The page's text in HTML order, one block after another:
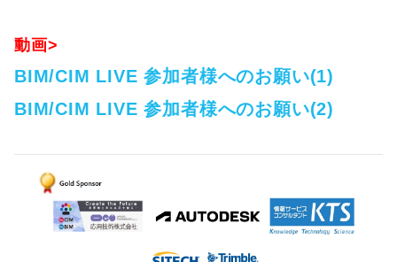
動画>
BIM/CIM LIVE 参加者様へのお願い(1)
BIM/CIM LIVE 参加者様へのお願い(2)